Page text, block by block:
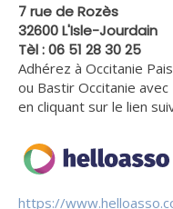
7 rue de Rozès
32600 L'Isle-Jourdain
Tèl : 06 51 28 30 25
Adhérez à Occitanie
ou Bastir Occitanie avec
en cliquant sur le lien
https://